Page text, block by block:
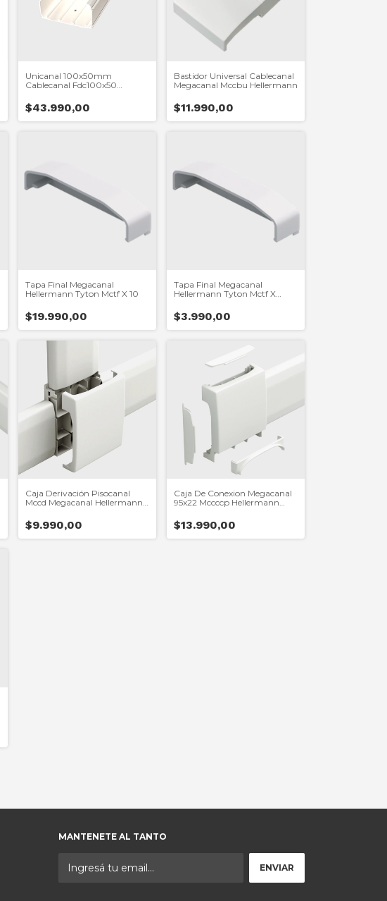
Unicanal 100x50mm
Cablecanal Fdc100x50
$43.990,00
Bastidor Universal Cablecanal
Megacanal Mccbu Hellermann
$11.990,00
Tapa Final Megacanal
Hellermann Tyton Mctf X 10
$19.990,00
Tapa Final Megacanal
Hellermann Tyton Mctf X
$3.990,00
Caja Derivación Pisocanal
Mccd Megacanal Hellermann
$9.990,00
Caja De Conexion Megacanal
95x22 Mccccp Hellermann
$13.990,00
MANTENETE AL TANTO